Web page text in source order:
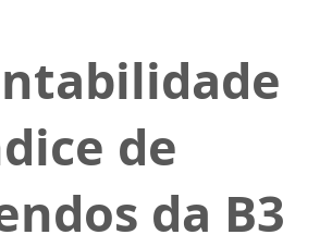
de
da B3